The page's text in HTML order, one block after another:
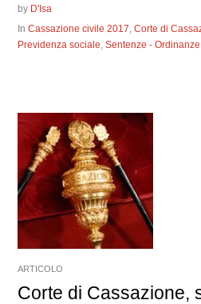
by D'Isa
InCassazione civile 2017,Corte di
Previdenza sociale,Sentenze - Ordinanze
ARTICOLO
Corte di Cassazione,